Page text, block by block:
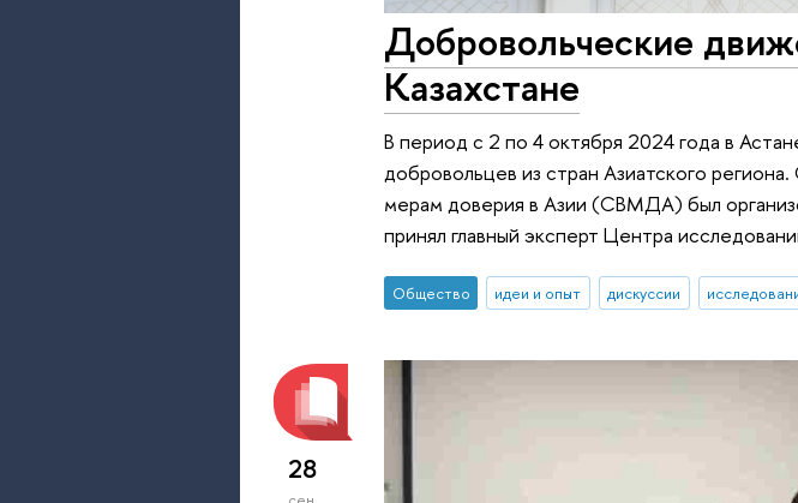
Добровольческие
Казахстане
В период с 2 по 4 октября 2024 года в
добровольцев из стран Азиатского
мерам доверия в Азии (СВМДА) был
принял главный эксперт Центра
Общество идеи и опыт дискуссии
28